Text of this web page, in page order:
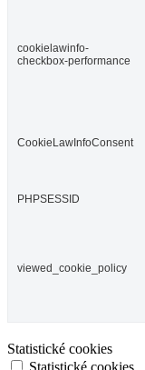
cookielawinfo-
checkbox-performance
CookieLawInfoConsent
PHPSESSID
viewed_cookie_policy
Statistické cookies